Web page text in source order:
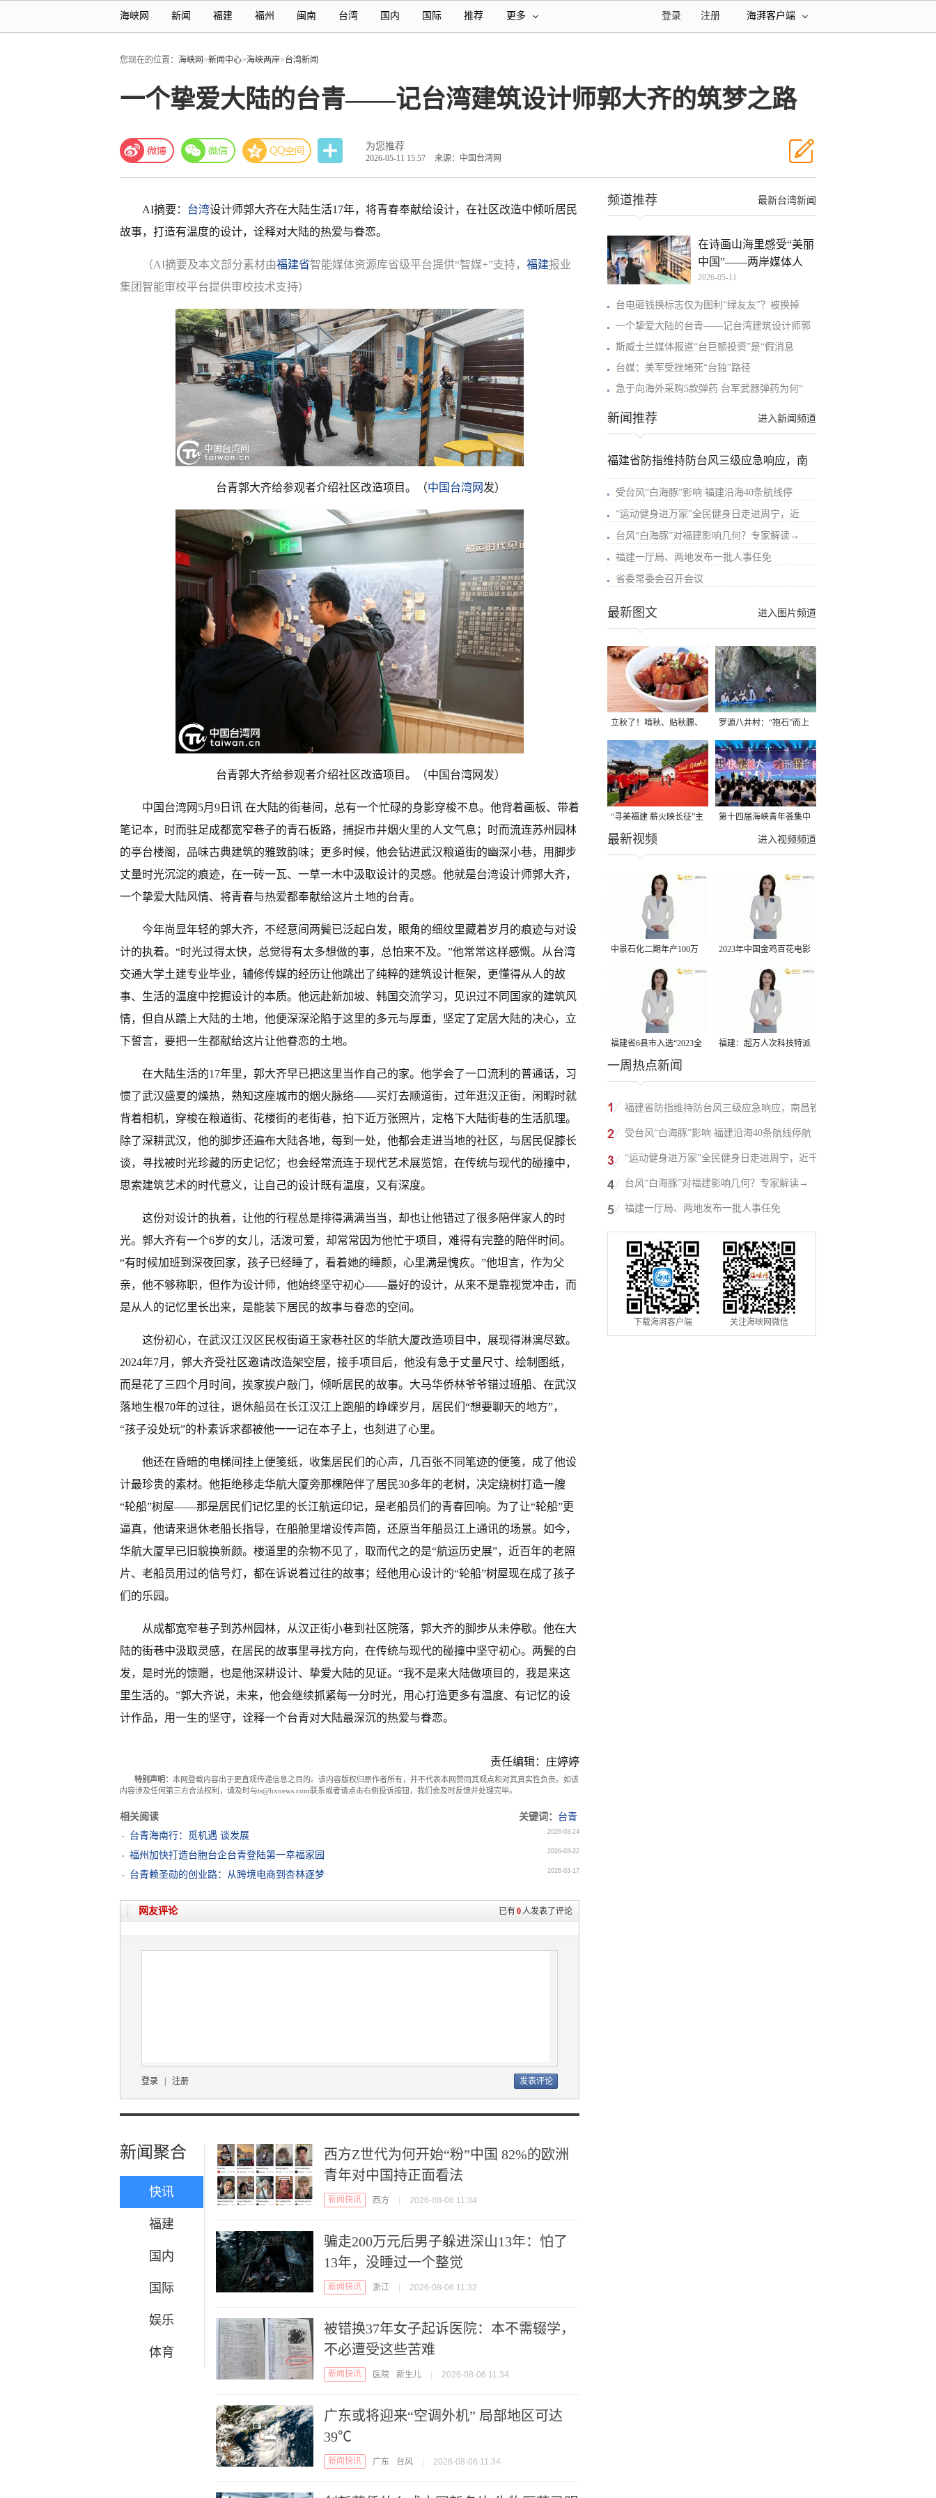
海峡网 新闻 福建 福州 闽南 台湾 国内 国际 推荐 更多 海湃客户端
注册
登录
您现在的位置： 海峡网>新闻中心>海峡两岸>台湾新闻
一个挚爱大陆的台青——记台湾建筑设计师郭大齐的筑梦之路
为您推荐
2026-05-11 15:57 来源：中国台湾网
AI摘要： 台湾设计师郭大齐在大陆生活17年，将青春奉献给设计，在社区改造中倾听居民
故事，打造有温度的设计，诠释对大陆的热爱与眷恋。
（AI摘要及本文部分素材由福建省智能媒体资源库省级平台提供“智媒+”支持， 福建报业
集团智能审校平台提供审校技术支持）
台青郭大齐给参观者介绍社区改造项目。（中国台湾网 发）
台青郭大齐给参观者介绍社区改造项目。（中国台湾网发）
中国台湾网5月9日讯 在大陆的街巷间，总有一个忙碌的身影穿梭不息。他背着画板、带着
笔记本，时而驻足成都宽窄巷子的青石板路，捕捉市井烟火里的人文气息；时而流连苏州园林
的亭台楼阁，品味古典建筑的雅致韵味；更多时候，他会钻进武汉粮道街的幽深小巷，用脚步
丈量时光沉淀的痕迹，在一砖一瓦、一草一木中汲取设计的灵感。他就是台湾设计师郭大齐，
一个挚爱大陆风情、将青春与热爱都奉献给这片土地的台青。
今年尚显年轻的郭大齐，不经意间两鬓已泛起白发，眼角的细纹里藏着岁月的痕迹与对设
计的执着。“时光过得太快，总觉得有太多想做的事，总怕来不及。”他常常这样感慨。从台湾
交通大学土建专业毕业，辅修传媒的经历让他跳出了纯粹的建筑设计框架，更懂得从人的故
事、生活的温度中挖掘设计的本质。他远赴新加坡、韩国交流学习，见识过不同国家的建筑风
情，但自从踏上大陆的土地，他便深深沦陷于这里的多元与厚重，坚定了定居大陆的决心，立
下誓言，要把一生都献给这片让他眷恋的土地。
在大陆生活的17年里，郭大齐早已把这里当作自己的家。他学会了一口流利的普通话，习
惯了武汉盛夏的燥热，熟知这座城市的烟火脉络——买灯去顺道街，过年逛汉正街，闲暇时就
背着相机，穿梭在粮道街、花楼街的老街巷，拍下近万张照片，定格下大陆街巷的生活肌理。
除了深耕武汉，他的脚步还遍布大陆各地，每到一处，他都会走进当地的社区，与居民促膝长
谈，寻找被时光珍藏的历史记忆；也会经常流连于现代艺术展览馆，在传统与现代的碰撞中，
思索建筑艺术的时代意义，让自己的设计既有温度，又有深度。
这份对设计的执着，让他的行程总是排得满满当当，却也让他错过了很多陪伴家人的时
光。郭大齐有一个6岁的女儿，活泼可爱，却常常因为他忙于项目，难得有完整的陪伴时间。
“有时候加班到深夜回家，孩子已经睡了，看着她的睡颜，心里满是愧疚。”他坦言，作为父
亲，他不够称职，但作为设计师，他始终坚守初心——最好的设计，从来不是靠视觉冲击，而
是从人的记忆里长出来，是能装下居民的故事与眷恋的空间。
这份初心，在武汉江汉区民权街道王家巷社区的华航大厦改造项目中，展现得淋漓尽致。
2024年7月，郭大齐受社区邀请改造架空层，接手项目后，他没有急于丈量尺寸、绘制图纸，
而是花了三四个月时间，挨家挨户敲门，倾听居民的故事。大马华侨林爷爷错过班船、在武汉
落地生根70年的过往，退休船员在长江汉江上跑船的峥嵘岁月，居民们“想要聊天的地方”，
“孩子没处玩”的朴素诉求都被他一一记在本子上，也刻进了心里。
他还在昏暗的电梯间挂上便笺纸，收集居民们的心声，几百张不同笔迹的便笺，成了他设
计最珍贵的素材。他拒绝移走华航大厦旁那棵陪伴了居民30多年的老树，决定绕树打造一艘
“轮船”树屋——那是居民们记忆里的长江航运印记，是老船员们的青春回响。为了让“轮船”更
逼真，他请来退休老船长指导，在船舱里增设传声筒，还原当年船员江上通讯的场景。如今，
华航大厦早已旧貌换新颜。楼道里的杂物不见了，取而代之的是“航运历史展”，近百年的老照
片、老船员用过的信号灯，都在诉说着过往的故事；经他用心设计的“轮船”树屋现在成了孩子
们的乐园。
从成都宽窄巷子到苏州园林，从汉正街小巷到社区院落，郭大齐的脚步从未停歇。他在大
陆的街巷中汲取灵感，在居民的故事里寻找方向，在传统与现代的碰撞中坚守初心。两鬓的白
发，是时光的馈赠，也是他深耕设计、挚爱大陆的见证。“我不是来大陆做项目的，我是来这
里生活的。”郭大齐说，未来，他会继续抓紧每一分时光，用心打造更多有温度、有记忆的设
计作品，用一生的坚守，诠释一个台青对大陆最深沉的热爱与眷恋。
责任编辑：庄婷婷
特别声明： 本网登载内容出于更直观传递信息之目的。该内容版权归原作者所有，并不代表本网赞同其观点和对其真实性负责。如该
内容涉及任何第三方合法权利，请及时与ts@hxnews.com联系或者请点击右侧投诉按钮，我们会及时反馈并处理完毕。
相关阅读 关键词： 台青
台青海南行：觅机遇 谈发展
2026-03-24
福州加快打造台胞台企台青登陆第一幸福家园 2026-03-22
台青赖圣勋的创业路：从跨境电商到杏林逐梦 2026-03-17
已有0 人发表了评论
网友评论
登录 | 注册
新闻聚合
快讯
福建
国内
国际
娱乐
体育
西方Z世代为何开始“粉”中国 82%的欧洲
青年对中国持正面看法
新闻快讯 西方 | 2026-08-06 11:34
骗走200万元后男子躲进深山13年：怕了
13年，没睡过一个整觉
新闻快讯 浙江 | 2026-08-06 11:32
被错换37年女子起诉医院：本不需辍学，
不必遭受这些苦难
新闻快讯 医院 新生儿 | 2026-08-06 11:34
广东或将迎来“空调外机” 局部地区可达
39℃
新闻快讯 广东 台风 | 2026-08-06 11:34
最新台湾新闻
频道推荐
在诗画山海里感受“美丽
中国”——两岸媒体人
2026-05-11
台电砸钱换标志仅为图利“绿友友”？被换掉
一个挚爱大陆的台青——记台湾建筑设计师郭
斯威士兰媒体报道“台巨额投资”是“假消息
台媒：美军受挫堵死“台独”路径
急于向海外采购5款弹药 台军武器弹药为何“
进入新闻频道
新闻推荐
福建省防指维持防台风三级应急响应，南
受台风“白海豚”影响 福建沿海40条航线停
“运动健身进万家”全民健身日走进周宁，近
台风“白海豚”对福建影响几何？专家解读→
福建一厅局、两地发布一批人事任免
省委常委会召开会议
进入图片频道
最新图文
立秋了！啃秋、贴秋膘、
晒秋，福建人这样过才够
味→
罗源八井村：“抱石”而上
“寻美福建 薪火映长征”主
题活动在龙岩长汀启动
第十四届海峡青年荟集中
阶段活动在福州举行
进入视频频道
最新视频
中景石化二期年产100万
吨丙烷脱氢项目建成中交
2023年中国金鸡百花电影
节有福电影巡展31日启动
福建省6县市入选“2023全
国县域发展潜力百强县”
福建：超万人次科技特派
一周热点新闻
福建省防指维持防台风三级应急响应，南昌铁
路停运部分旅客列车→
受台风“白海豚”影响 福建沿海40条航线停航
“运动健身进万家”全民健身日走进周宁，近千
人徒步云端
台风“白海豚”对福建影响几何？专家解读→
福建一厅局、两地发布一批人事任免
下载海湃客户端 关注海峡网微信